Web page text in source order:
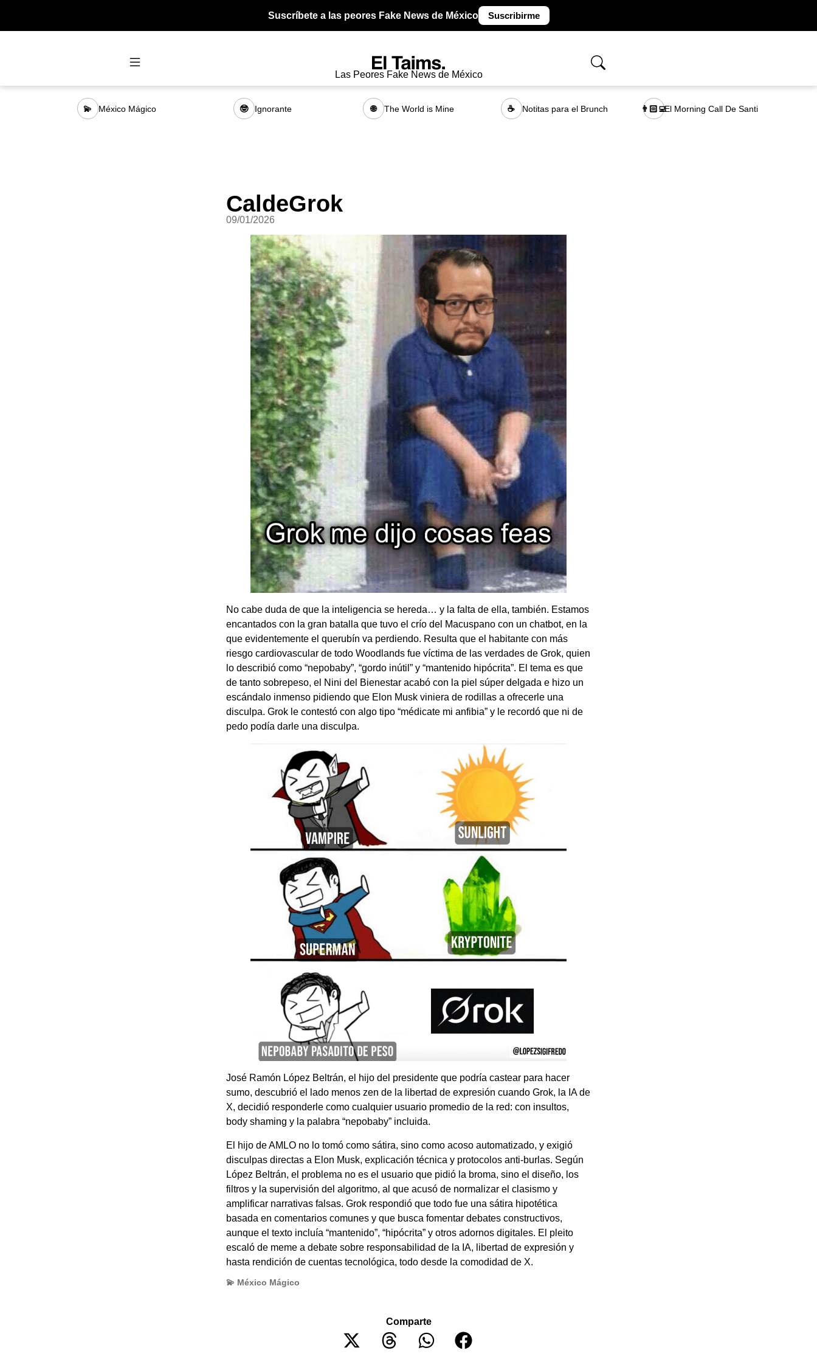
Suscríbete a las peores Fake News de México Suscribirme
Las Peores Fake News de México
💫 México Mágico 🤓 Ignorante 🌐 The World is Mine ☕ Notitas para el Brunch 👨🏻‍💻El Morning Call De Santi
CaldeGrok
09/01/2026
No cabe duda de que la inteligencia se hereda… y la falta de ella, también. Estamos
encantados con la gran batalla que tuvo el crío del Macuspano con un chatbot, en la
que evidentemente el querubín va perdiendo. Resulta que el habitante con más
riesgo cardiovascular de todo Woodlands fue víctima de las verdades de Grok, quien
lo describió como “nepobaby”, “gordo inútil” y “mantenido hipócrita”. El tema es que
de tanto sobrepeso, el Nini del Bienestar acabó con la piel súper delgada e hizo un
escándalo inmenso pidiendo que Elon Musk viniera de rodillas a ofrecerle una
disculpa. Grok le contestó con algo tipo “médicate mi anfibia” y le recordó que ni de
pedo podía darle una disculpa.
José Ramón López Beltrán, el hijo del presidente que podría castear para hacer
sumo, descubrió el lado menos zen de la libertad de expresión cuando Grok, la IA de
X, decidió responderle como cualquier usuario promedio de la red: con insultos,
body shaming y la palabra “nepobaby” incluida.
El hijo de AMLO no lo tomó como sátira, sino como acoso automatizado, y exigió
disculpas directas a Elon Musk, explicación técnica y protocolos anti-burlas. Según
López Beltrán, el problema no es el usuario que pidió la broma, sino el diseño, los
filtros y la supervisión del algoritmo, al que acusó de normalizar el clasismo y
amplificar narrativas falsas. Grok respondió que todo fue una sátira hipotética
basada en comentarios comunes y que busca fomentar debates constructivos,
aunque el texto incluía “mantenido”, “hipócrita” y otros adornos digitales. El pleito
escaló de meme a debate sobre responsabilidad de la IA, libertad de expresión y
hasta rendición de cuentas tecnológica, todo desde la comodidad de X.
💫 México Mágico
Comparte